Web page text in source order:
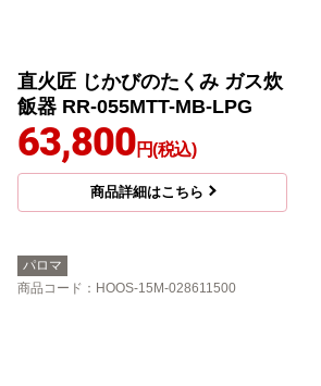
直火匠 じかびのたくみ ガス炊
飯器 RR-055MTT-MB-LPG
63,800円(税込)
商品詳細はこちら
パロマ
商品コード ：HOOS-15M-028611500